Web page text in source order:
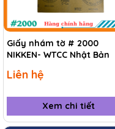
Giấy nhám tờ # 2000
NIKKEN- WTCC Nhật Bản
Liên hệ
Xem chi tiết